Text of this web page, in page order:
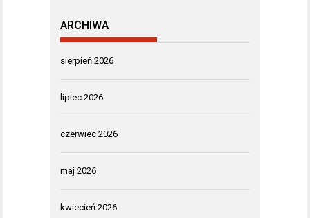
ARCHIWA
sierpień 2026
lipiec 2026
czerwiec 2026
maj 2026
kwiecień 2026